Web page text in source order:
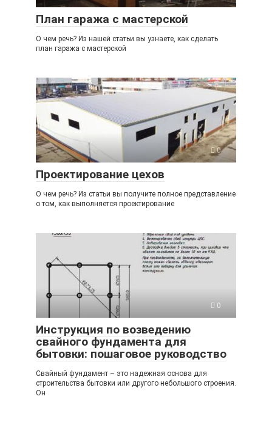
План гаража с мастерской
О чем речь? Из нашей статьи вы узнаете, как сделать
план гаража с мастерской
0
Проектирование цехов
О чем речь? Из статьи вы получите полное представление
о том, как выполняется проектирование
0
Инструкция по возведению
свайного фундамента для
бытовки: пошаговое руководство
Свайный фундамент – это надежная основа для
строительства бытовки или другого небольшого строения.
Он